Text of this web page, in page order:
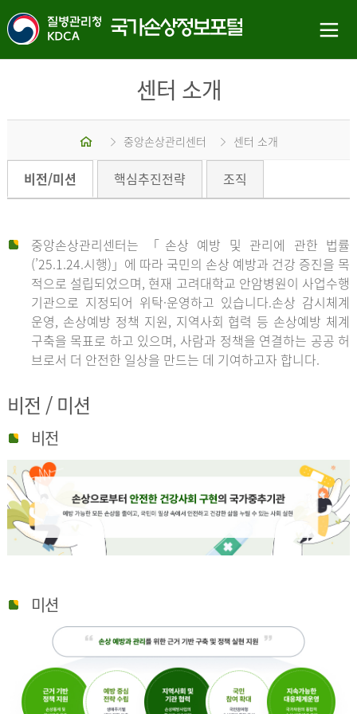
센터 소개
중앙손상관리센터 센터 소개
비전/미션 핵심추진전략 조직
중앙손상관리센터는 「손상 예방 및 관리에 관한 법률
(’25.1.24.시행)」에 따라 국민의 손상 예방과 건강 증진을 목
적으로 설립되었으며, 현재 고려대학교 안암병원이 사업수행
기관으로 지정되어 위탁·운영하고 있습니다.손상 감시체계
운영, 손상예방 정책 지원, 지역사회 협력 등 손상예방 체계
구축을 목표로 하고 있으며, 사람과 정책을 연결하는 공공 허
브로서 더 안전한 일상을 만드는 데 기여하고자 합니다.
비전 / 미션
비전
미션